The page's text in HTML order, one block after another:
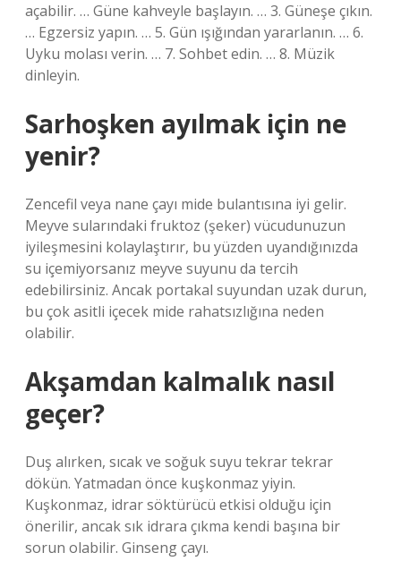
açabilir. … Güne kahveyle başlayın. … 3. Güneşe çıkın.
… Egzersiz yapın. … 5. Gün ışığından yararlanın. … 6.
Uyku molası verin. … 7. Sohbet edin. … 8. Müzik
dinleyin.
Sarhoşken ayılmak için ne
yenir?
Zencefil veya nane çayı mide bulantısına iyi gelir.
Meyve sularındaki fruktoz (şeker) vücudunuzun
iyileşmesini kolaylaştırır, bu yüzden uyandığınızda
su içemiyorsanız meyve suyunu da tercih
edebilirsiniz. Ancak portakal suyundan uzak durun,
bu çok asitli içecek mide rahatsızlığına neden
olabilir.
Akşamdan kalmalık nasıl
geçer?
Duş alırken, sıcak ve soğuk suyu tekrar tekrar
dökün. Yatmadan önce kuşkonmaz yiyin.
Kuşkonmaz, idrar söktürücü etkisi olduğu için
önerilir, ancak sık idrara çıkma kendi başına bir
sorun olabilir. Ginseng çayı.